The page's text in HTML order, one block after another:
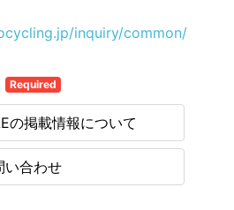
inquiry/common/
Required
の掲載情報について
い合わせ